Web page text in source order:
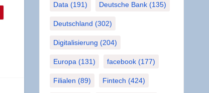
Data (191) Deutsche Bank(135)
Deutschland (302)
Digitalisierung (204)
Europa (131) facebook(177)
Filialen (89) Fintech (424)